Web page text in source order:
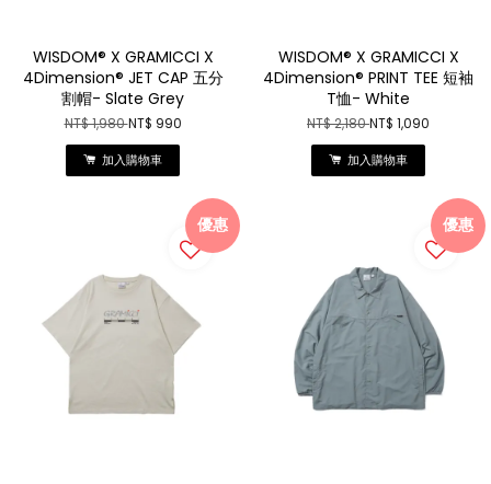
WISDOM® X GRAMICCI X
4Dimension® JET CAP 五分
割帽- Slate Grey
NT$ 1,980NT$ 990
加入購物車
WISDOM® X GRAMICCI X
4Dimension® PRINT TEE 短袖
T恤- White
NT$ 2,180NT$ 1,090
加入購物車
優惠 優惠